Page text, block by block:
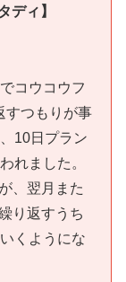
ディ】
コウコウフ
すつもりが事
10日プラン
れました。
、翌月また
り返すうち
くようにな